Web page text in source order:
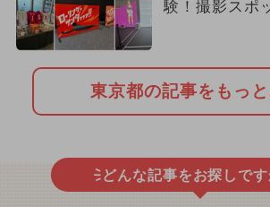
験！撮影スポ
東京都の記事をもっ
どんな記事をお探しです